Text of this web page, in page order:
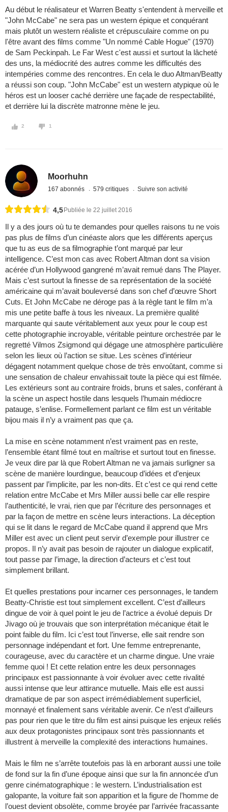
Au début le réalisateur et Warren Beatty s'entendent à merveille et
"John McCabe" ne sera pas un western épique et conquérant
mais plutôt un western réaliste et crépusculaire comme on pu
l'être avant des films comme "Un nommé Cable Hogue" (1970)
de Sam Peckinpah. Le Far West c'est aussi et surtout la lâcheté
des uns, la médiocrité des autres comme les difficultés des
intempéries comme des rencontres. En cela le duo Altman/Beatty
a réussi son coup. "John McCabe" est un western atypique où le
héros est un looser caché derrière une façade de respectabilité,
et derrière lui la discrète matronne mène le jeu.
2 1
Moorhuhn
167 abonnés 579 critiques Suivre son activité
4,5 Publiée le 22 juillet 2016
Il y a des jours où tu te demandes pour quelles raisons tu ne vois
pas plus de films d’un cinéaste alors que les différents aperçus
que tu as eus de sa filmographie t’ont marqué par leur
intelligence. C’est mon cas avec Robert Altman dont sa vision
acérée d’un Hollywood gangrené m’avait remué dans The Player.
Mais c’est surtout la finesse de sa représentation de la société
américaine qui m’avait bouleversé dans son chef d’œuvre Short
Cuts. Et John McCabe ne déroge pas à la règle tant le film m’a
mis une petite baffe à tous les niveaux. La première qualité
marquante qui saute véritablement aux yeux pour le coup est
cette photographie incroyable, véritable peinture orchestrée par le
regretté Vilmos Zsigmond qui dégage une atmosphère particulière
selon les lieux où l’action se situe. Les scènes d’intérieur
dégagent notamment quelque chose de très envoûtant, comme si
une sensation de chaleur envahissait toute la pièce qui est filmée.
Les extérieurs sont au contraire froids, bruns et sales, conférant à
la scène un aspect hostile dans lesquels l’humain médiocre
patauge, s’enlise. Formellement parlant ce film est un véritable
bijou mais il n’y a vraiment pas que ça.
La mise en scène notamment n’est vraiment pas en reste,
l’ensemble étant filmé tout en maîtrise et surtout tout en finesse.
Je veux dire par là que Robert Altman ne va jamais surligner sa
scène de manière lourdingue, beaucoup d’idées et d’enjeux
passent par l’implicite, par les non-dits. Et c’est ce qui rend cette
relation entre McCabe et Mrs Miller aussi belle car elle respire
l’authenticité, le vrai, rien que par l’écriture des personnages et
par la façon de mettre en scène leurs interactions. La déception
qui se lit dans le regard de McCabe quand il apprend que Mrs
Miller est avec un client peut servir d’exemple pour illustrer ce
propos. Il n’y avait pas besoin de rajouter un dialogue explicatif,
tout passe par l’image, la direction d’acteurs et c’est tout
simplement brillant.
Et quelles prestations pour incarner ces personnages, le tandem
Beatty-Christie est tout simplement excellent. C’est d’ailleurs
dingue de voir à quel point le jeu de l’actrice a évolué depuis Dr
Jivago où je trouvais que son interprétation mécanique était le
point faible du film. Ici c’est tout l’inverse, elle sait rendre son
personnage indépendant et fort. Une femme entreprenante,
courageuse, avec du caractère et un charme dingue. Une vraie
femme quoi ! Et cette relation entre les deux personnages
principaux est passionnante à voir évoluer avec cette rivalité
aussi intense que leur attirance mutuelle. Mais elle est aussi
dramatique de par son aspect irrémédiablement superficiel,
monnayé et finalement sans véritable avenir. Ce n’est d’ailleurs
pas pour rien que le titre du film est ainsi puisque les enjeux reliés
aux deux protagonistes principaux sont très passionnants et
illustrent à merveille la complexité des interactions humaines.
Mais le film ne s’arrête toutefois pas là en arborant aussi une toile
de fond sur la fin d’une époque ainsi que sur la fin annoncée d’un
genre cinématographique : le western. L’industrialisation est
galopante, la voiture fait son apparition et la figure de l’homme de
l’ouest devient obsolète, comme broyée par l’arrivée fracassante